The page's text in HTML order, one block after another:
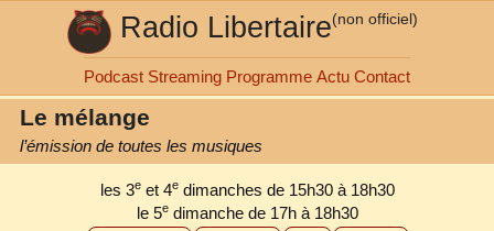
Radio Libertaire(non officiel)
Podcast Streaming Programme Actu Contact
Le mélange
l’émission de toutes les musiques
les 3eet 4edimanches de 15h30 à 18h30
le 5edimanche de 17h à 18h30